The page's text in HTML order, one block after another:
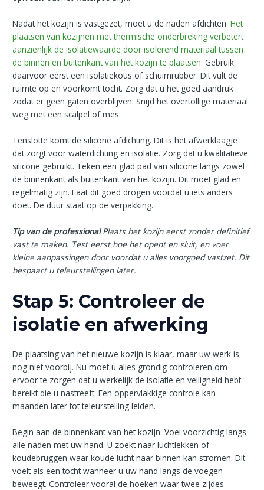
Nadat het kozijn is vastgezet, moet u de naden afdichten.Het
plaatsen van kozijnen met thermische onderbreking verbetert
aanzienlijk de isolatiewaarde door isolerend materiaal tussen
de binnen en buitenkant van het kozijn te plaatsen. Gebruik
daarvoor eerst een isolatiekous of schuimrubber. Dit vult de
ruimte op en voorkomt tocht. Zorg dat u het goed aandruk
zodat er geen gaten overblijven. Snijd het overtollige materiaal
weg met een scalpel of mes.
Tenslotte komt de silicone afdichting. Dit is het afwerklaagje
dat zorgt voor waterdichting en isolatie. Zorg dat u kwalitatieve
silicone gebruikt. Teken een glad pad van silicone langs zowel
de binnenkant als buitenkant van het kozijn. Dit moet glad en
regelmatig zijn. Laat dit goed drogen voordat u iets anders
doet. De duur staat op de verpakking.
Tip van de professional Plaats het kozijn eerst zonder definitief
vast te maken. Test eerst hoe het opent en sluit, en voer
kleine aanpassingen door voordat u alles voorgoed vastzet. Dit
bespaart u teleurstellingen later.
Stap 5: Controleer de
isolatie en afwerking
De plaatsing van het nieuwe kozijn is klaar, maar uw werk is
nog niet voorbij. Nu moet u alles grondig controleren om
ervoor te zorgen dat u werkelijk de isolatie en veiligheid hebt
bereikt die u nastreeft. Een oppervlakkige controle kan
maanden later tot teleurstelling leiden.
Begin aan de binnenkant van het kozijn. Voel voorzichtig langs
alle naden met uw hand. U zoekt naar luchtlekken of
koudebruggen waar koude lucht naar binnen kan stromen. Dit
voelt als een tocht wanneer u uw hand langs de voegen
beweegt. Controleer vooral de hoeken waar twee zijdes